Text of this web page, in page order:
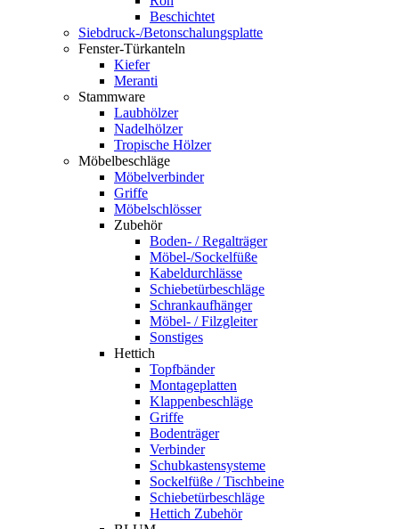
Beschichtet
Siebdruck-/Betonschalungsplatte
Fenster-Türkanteln
Kiefer
Meranti
Stammware
Laubhölzer
Nadelhölzer
Tropische Hölzer
Möbelbeschläge
Möbelverbinder
Griffe
Möbelschlösser
Zubehör
Boden- / Regalträger
Möbel-/Sockelfüße
Kabeldurchlässe
Schiebetürbeschläge
Schrankaufhänger
Möbel- / Filzgleiter
Sonstiges
Hettich
Topfbänder
Montageplatten
Klappenbeschläge
Griffe
Bodenträger
Verbinder
Schubkastensysteme
Sockelfüße / Tischbeine
Schiebetürbeschläge
Hettich Zubehör